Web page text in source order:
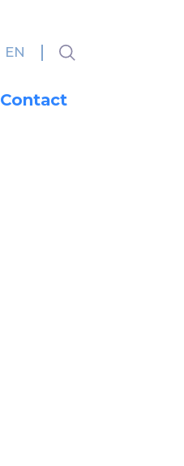
EN
Contact